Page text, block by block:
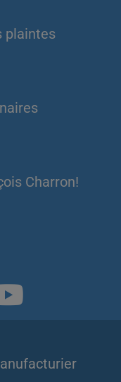
plaintes
Charron!